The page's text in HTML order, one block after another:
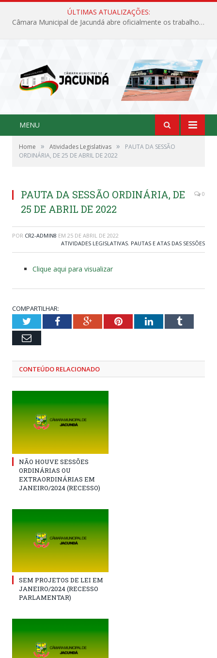
ÚLTIMAS ATUALIZAÇÕES:
Câmara Municipal de Jacundá abre oficialmente os trabalhos legislativos de 2026
MENU
Home » Atividades Legislativas »
PAUTA DA SESSÃO
ORDINÁRIA, DE 25 DE ABRIL DE 2022
PAUTA DA SESSÃO ORDINÁRIA, DE
25 DE ABRIL DE 2022
0
POR CR2-ADMIN8 EM 25 DE ABRIL DE 2022
ATIVIDADES LEGISLATIVAS, PAUTAS E ATAS DAS SESSÕES
Clique aqui para visualizar
COMPARTILHAR:
TwitterFacebookGoogle+PinterestLinkedInTumblr
Email
CONTEÚDO RELACIONADO
NÃO HOUVE SESSÕES
ORDINÁRIAS OU
EXTRAORDINÁRIAS EM
JANEIRO/2024 (RECESSO)
SEM PROJETOS DE LEI EM
JANEIRO/2024 (RECESSO
PARLAMENTAR)